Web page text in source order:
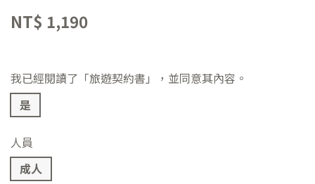
NT$ 1,190
我已經閱讀了「旅遊契約書」，並同意其內容。
是
人員
成人